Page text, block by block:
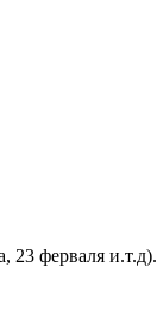
23 ферваля